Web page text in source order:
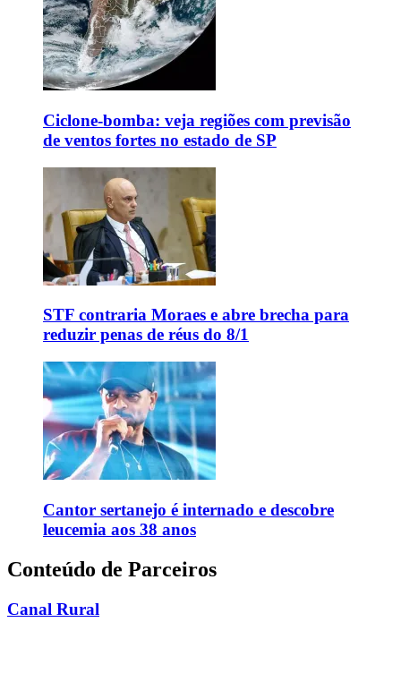
Ciclone-bomba: veja regiões com previsão
de ventos fortes no estado de SP
STF contraria Moraes e abre brecha para
reduzir penas de réus do 8/1
Cantor sertanejo é internado e descobre
leucemia aos 38 anos
Conteúdo de Parceiros
Canal Rural